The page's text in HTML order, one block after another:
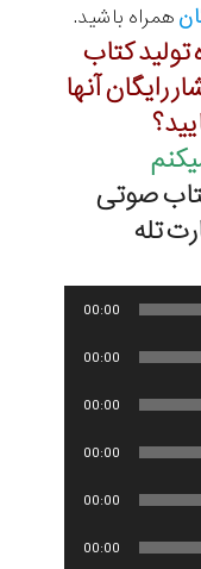
همراه باشید.
تولید کتاب
رایگان آنها
صوتی
تله
00:00
00:00
00:00
00:00
00:00
00:00